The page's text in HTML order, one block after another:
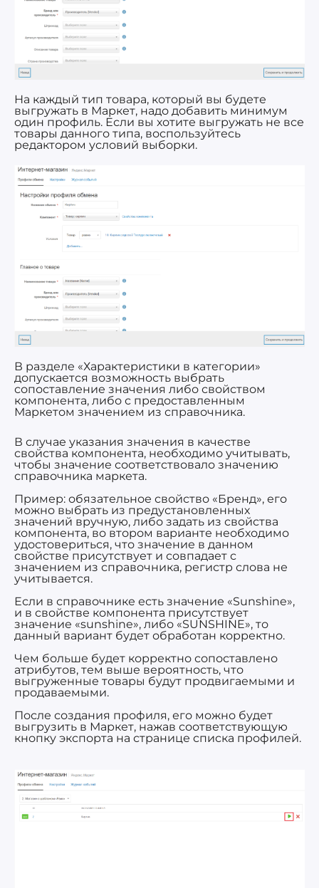
На каждый тип товара, который вы будете
выгружать в Маркет, надо добавить минимум
один профиль. Если вы хотите выгружать не все
товары данного типа, воспользуйтесь
редактором условий выборки.
В разделе «Характеристики в категории»
допускается возможность выбрать
сопоставление значения либо свойством
компонента, либо с предоставленным
Маркетом значением из справочника.
В случае указания значения в качестве
свойства компонента, необходимо учитывать,
чтобы значение соответствовало значению
справочника маркета.
Пример: обязательное свойство «Бренд», его
можно выбрать из предустановленных
значений вручную, либо задать из свойства
компонента, во втором варианте необходимо
удостовериться, что значение в данном
свойстве присутствует и совпадает с
значением из справочника, регистр слова не
учитывается.
Если в справочнике есть значение «Sunshine»,
и в свойстве компонента присутствует
значение «sunshine», либо «SUNSHINE», то
данный вариант будет обработан корректно.
Чем больше будет корректно сопоставлено
атрибутов, тем выше вероятность, что
выгруженные товары будут продвигаемыми и
продаваемыми.
После создания профиля, его можно будет
выгрузить в Маркет, нажав соответствующую
кнопку экспорта на странице списка профилей.